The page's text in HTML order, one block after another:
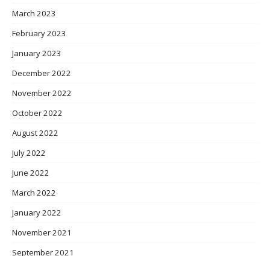
March 2023
February 2023
January 2023
December 2022
November 2022
October 2022
August 2022
July 2022
June 2022
March 2022
January 2022
November 2021
September 2021